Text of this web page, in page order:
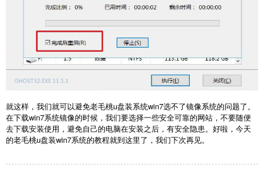
就这样，我们就可以避免老毛桃u盘装系统win7选不了镜像系统的问题了。
在下载win7系统镜像的时候，我们要选择一些安全可靠的网站，不要随便
去下载安装使用，避免自己的电脑在安装之后，有安全隐患。好啦，今天
的老毛桃u盘装win7系统的教程就到这里了，我们下次再见。